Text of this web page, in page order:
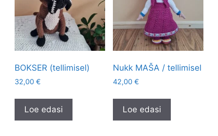
BOKSER (tellimisel)
32,00 €
Loe edasi
Nukk MAŠA / tellimisel
42,00 €
Loe edasi